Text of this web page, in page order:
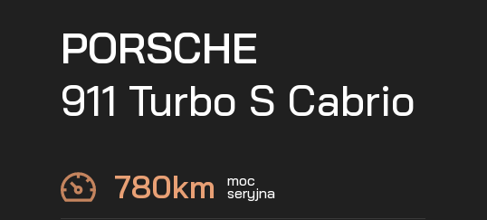
PORSCHE
911 Turbo S Cabrio
780km moc
seryjna